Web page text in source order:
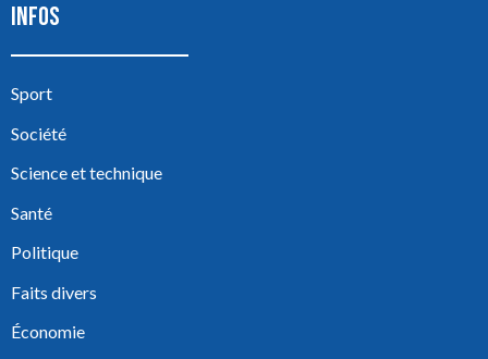
INFOS
Sport
Société
Science et technique
Santé
Politique
Faits divers
Économie